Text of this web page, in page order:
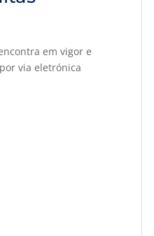
em vigor e
via eletrónica